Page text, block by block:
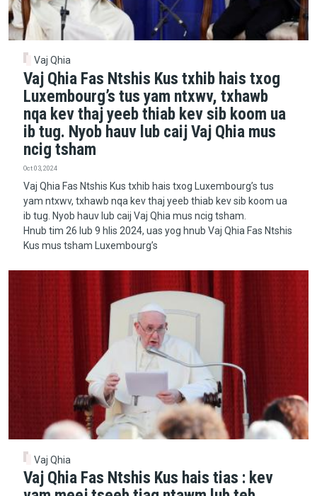
Vaj Qhia
Vaj Qhia Fas Ntshis Kus txhib hais txog
Luxembourg’s tus yam ntxwv, txhawb
nqa kev thaj yeeb thiab kev sib koom ua
ib tug. Nyob hauv lub caij Vaj Qhia mus
ncig tsham
Oct 03, 2024
Vaj Qhia Fas Ntshis Kus txhib hais txog Luxembourg’s tus
yam ntxwv, txhawb nqa kev thaj yeeb thiab kev sib koom ua
ib tug. Nyob hauv lub caij Vaj Qhia mus ncig tsham.
Hnub tim 26 lub 9 hlis 2024, uas yog hnub Vaj Qhia Fas Ntshis
Kus mus tsham Luxembourg’s
Vaj Qhia
Vaj Qhia Fas Ntshis Kus hais tias : kev